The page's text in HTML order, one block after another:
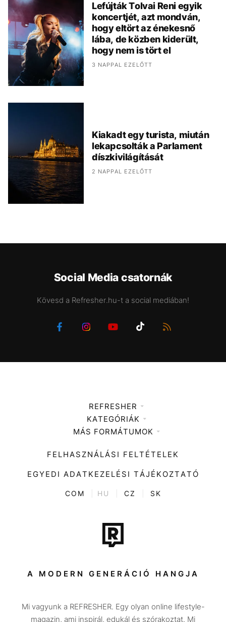
Lefújták Tolvai Reni egyik
koncertjét, azt mondván,
hogy eltört az énekesnő
lába, de közben kiderült,
hogy nem is tört el
3 NAPPAL EZELŐTT
Kiakadt egy turista, miután
lekapcsolták a Parlament
díszkivilágítását
2 NAPPAL EZELŐTT
Social Media csatornák
Kövesd a Refresher.hu-t a social mediában!
REFRESHER
Médiaajánlat
KATEGÓRIÁK
Zene
Divat
Kultúra
ENTR
Tech-Tudomány
Sport
Társadalom
Utazás
MÁS FORMÁTUMOK
FELHASZNÁLÁSI FELTÉTELEK
EGYEDI ADATKEZELÉSI TÁJÉKOZTATÓ
COM HU CZ SK
A MODERN GENERÁCIÓ HANGJA
Mi vagyunk a REFRESHER. Egy olyan online lifestyle-
magazin, ami inspirál, edukál és szórakoztat. Mi